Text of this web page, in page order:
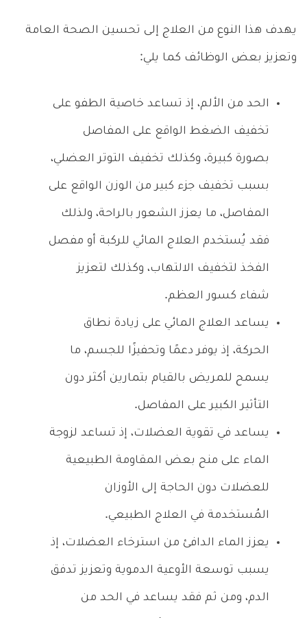
يهدف هذا النوع من العلاج إلى تحسين الصحة العامة
وتعزيز بعض الوظائف كما يلي:
الحد من الألم، إذ تساعد خاصية الطفو على
تخفيف الضغط الواقع على المفاصل
بصورة كبيرة، وكذلك تخفيف التوتر العضلي،
بسبب تخفيف جزء كبير من الوزن الواقع على
المفاصل، ما يعزز الشعور بالراحة، ولذلك
فقد يُستخدم العلاج المائي للركبة أو مفصل
الفخذ لتخفيف الالتهاب، وكذلك لتعزيز
شفاء كسور العظم.
يساعد العلاج المائي على زيادة نطاق
الحركة، إذ يوفر دعمًا وتحفيزًا للجسم، ما
يسمح للمريض بالقيام بتمارين أكثر دون
التأثير الكبير على المفاصل.
يساعد في تقوية العضلات، إذ تساعد لزوجة
الماء على منح بعض المقاومة الطبيعية
للعضلات دون الحاجة إلى الأوزان
المُستخدمة في العلاج الطبيعي.
يعزز الماء الدافئ من استرخاء العضلات، إذ
يسبب توسعة الأوعية الدموية وتعزيز تدفق
الدم، ومن ثم فقد يساعد في الحد من